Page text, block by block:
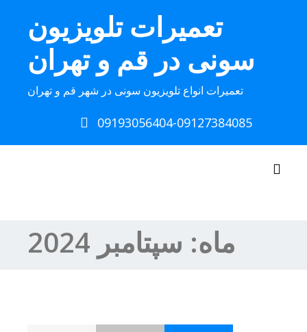
تعمیرات تلویزیون
سونی در قم و تهران
تعمیرات انواع تلویزیون سونی در شهر قم و تهران
09193056404-09127384085
Toggle navigation
ماه: سپتامبر 2024